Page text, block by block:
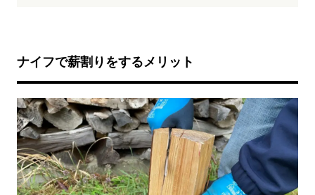
ナイフで薪割りをするメリット